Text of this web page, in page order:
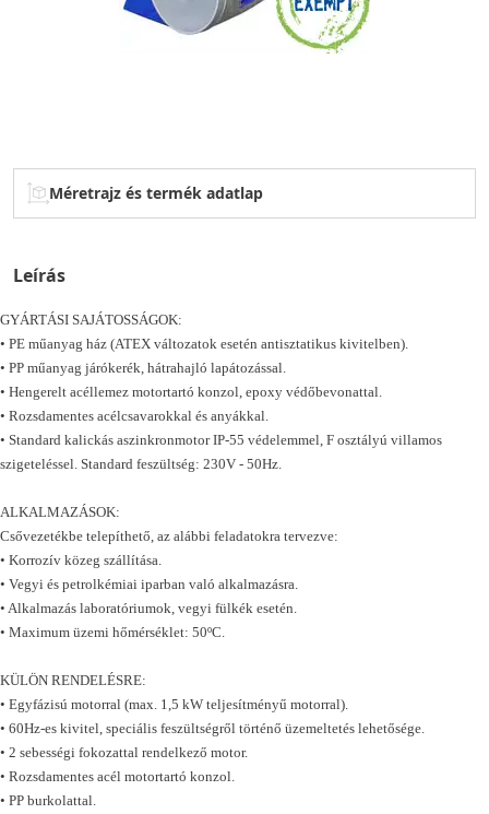
Méretrajz és termék adatlap
Leírás
GYÁRTÁSI SAJÁTOSSÁGOK:
• PE műanyag ház (ATEX változatok esetén antisztatikus kivitelben).
• PP műanyag járókerék, hátrahajló lapátozással.
• Hengerelt acéllemez motortartó konzol, epoxy védőbevonattal.
• Rozsdamentes acélcsavarokkal és anyákkal.
• Standard kalickás aszinkronmotor IP-55 védelemmel, F osztályú villamos
szigeteléssel. Standard feszültség: 230V - 50Hz.
ALKALMAZÁSOK:
Csővezetékbe telepíthető, az alábbi feladatokra tervezve:
• Korrozív közeg szállítása.
• Vegyi és petrolkémiai iparban való alkalmazásra.
• Alkalmazás laboratóriumok, vegyi fülkék esetén.
• Maximum üzemi hőmérséklet: 50ºC.
KÜLÖN RENDELÉSRE:
• Egyfázisú motorral (max. 1,5 kW teljesítményű motorral).
• 60Hz-es kivitel, speciális feszültségről történő üzemeltetés lehetősége.
• 2 sebességi fokozattal rendelkező motor.
• Rozsdamentes acél motortartó konzol.
• PP burkolattal.